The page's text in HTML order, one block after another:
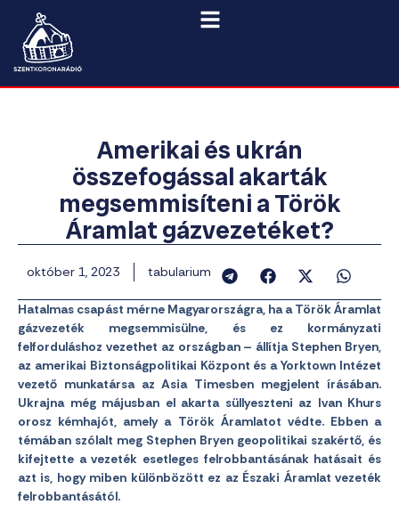
Amerikai és ukrán
összefogással akarták
megsemmisíteni a Török
Áramlat gázvezetéket?
október 1, 2023 tabularium
Hatalmas csapást mérne Magyarországra, ha a Török Áramlat
gázvezeték megsemmisülne, és ez kormányzati
felforduláshoz vezethet az országban – állítja Stephen Bryen,
az amerikai Biztonságpolitikai Központ és a Yorktown Intézet
vezető munkatársa az Asia Timesben megjelent írásában.
Ukrajna még májusban el akarta süllyeszteni az Ivan Khurs
orosz kémhajót, amely a Török Áramlatot védte. Ebben a
témában szólalt meg Stephen Bryen geopolitikai szakértő, és
kifejtette a vezeték esetleges felrobbantásának hatásait és
azt is, hogy miben különbözött ez az Északi Áramlat vezeték
felrobbantásától.